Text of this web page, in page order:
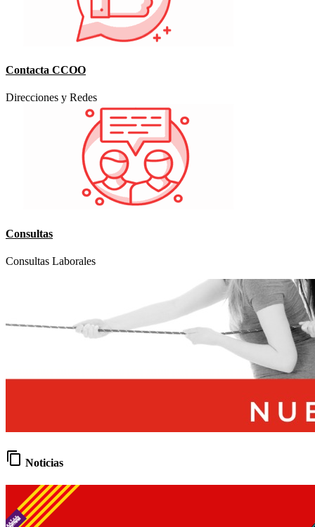
Contacta CCOO
Direcciones y Redes
Consultas
Consultas Laborales
content_copy Noticias